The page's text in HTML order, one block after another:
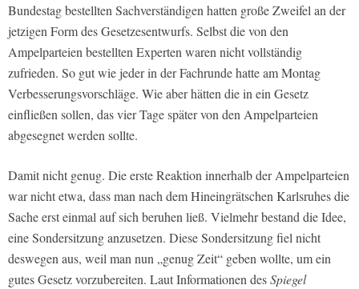
Bundestag bestellten Sachverständigen hatten große Zweifel an der
jetzigen Form des Gesetzesentwurfs. Selbst die von den
Ampelparteien bestellten Experten waren nicht vollständig
zufrieden. So gut wie jeder in der Fachrunde hatte am Montag
Verbesserungsvorschläge. Wie aber hätten die in ein Gesetz
einfließen sollen, das vier Tage später von den Ampelparteien
abgesegnet werden sollte.
Damit nicht genug. Die erste Reaktion innerhalb der Ampelparteien
war nicht etwa, dass man nach dem Hineingrätschen Karlsruhes die
Sache erst einmal auf sich beruhen ließ. Vielmehr bestand die Idee,
eine Sondersitzung anzusetzen. Diese Sondersitzung fiel nicht
deswegen aus, weil man nun „genug Zeit“ geben wollte, um ein
gutes Gesetz vorzubereiten. Laut Informationen desSpiegel